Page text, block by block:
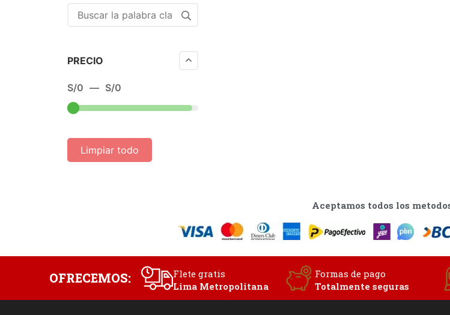
PRECIO
S/0 — S/0
Limpiar todo
Aceptamos todos los
OFRECEMOS:
Flete gratis
Lima Metropolitana
Formas de pago
Totalmente seguras